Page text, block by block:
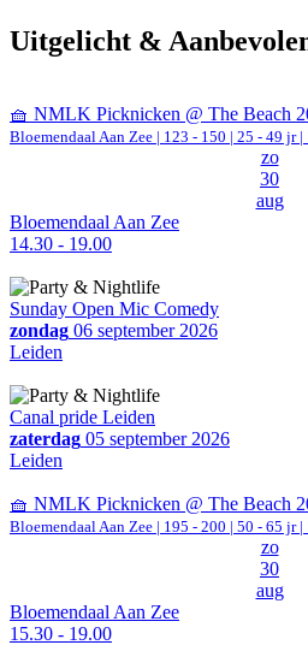
Uitgelicht &
🧺 NMLK Picknicken @ The Beach
Bloemendaal Aan Zee | 123 - 150 | 25 - 49 jr |
zo
30
aug
Bloemendaal Aan Zee
14.30 - 19.00
Sunday Open Mic Comedy
zondag 06 september 2026
Leiden
Canal pride Leiden
zaterdag 05 september 2026
Leiden
🧺 NMLK Picknicken @ The Beach
Bloemendaal Aan Zee | 195 - 200 | 50 - 65 jr |
zo
30
aug
Bloemendaal Aan Zee
15.30 - 19.00